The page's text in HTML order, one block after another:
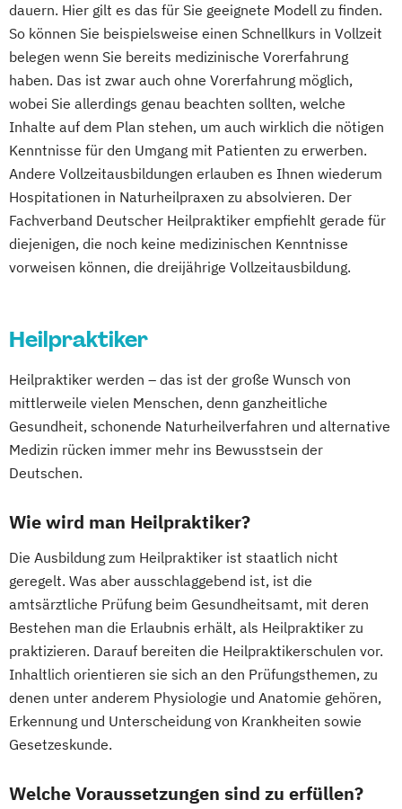
dauern. Hier gilt es das für Sie geeignete Modell zu finden.
So können Sie beispielsweise einen Schnellkurs in Vollzeit
belegen wenn Sie bereits medizinische Vorerfahrung
haben. Das ist zwar auch ohne Vorerfahrung möglich,
wobei Sie allerdings genau beachten sollten, welche
Inhalte auf dem Plan stehen, um auch wirklich die nötigen
Kenntnisse für den Umgang mit Patienten zu erwerben.
Andere Vollzeitausbildungen erlauben es Ihnen wiederum
Hospitationen in Naturheilpraxen zu absolvieren. Der
Fachverband Deutscher Heilpraktiker empfiehlt gerade für
diejenigen, die noch keine medizinischen Kenntnisse
vorweisen können, die dreijährige Vollzeitausbildung.
Heilpraktiker
Heilpraktiker werden – das ist der große Wunsch von
mittlerweile vielen Menschen, denn ganzheitliche
Gesundheit, schonende Naturheilverfahren und alternative
Medizin rücken immer mehr ins Bewusstsein der
Deutschen.
Wie wird man Heilpraktiker?
Die Ausbildung zum Heilpraktiker ist staatlich nicht
geregelt. Was aber ausschlaggebend ist, ist die
amtsärztliche Prüfung beim Gesundheitsamt, mit deren
Bestehen man die Erlaubnis erhält, als Heilpraktiker zu
praktizieren. Darauf bereiten die Heilpraktikerschulen vor.
Inhaltlich orientieren sie sich an den Prüfungsthemen, zu
denen unter anderem Physiologie und Anatomie gehören,
Erkennung und Unterscheidung von Krankheiten sowie
Gesetzeskunde.
Welche Voraussetzungen sind zu erfüllen?